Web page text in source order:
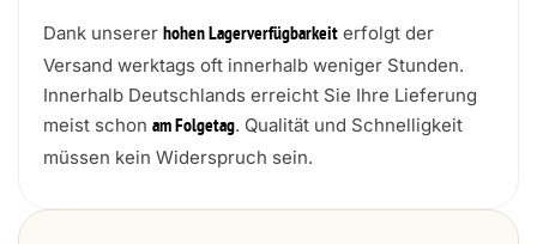
Dank unserer hohen Lagerverfügbarkeit erfolgt der
Versand werktags oft innerhalb weniger Stunden.
Innerhalb Deutschlands erreicht Sie Ihre Lieferung
meist schon am Folgetag. Qualität und Schnelligkeit
müssen kein Widerspruch sein.